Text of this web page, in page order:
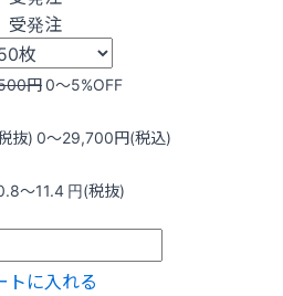
受発注
円0〜5%OFF
抜)0〜29,700円(税込)
〜11.4 円(税抜)
トに入れる